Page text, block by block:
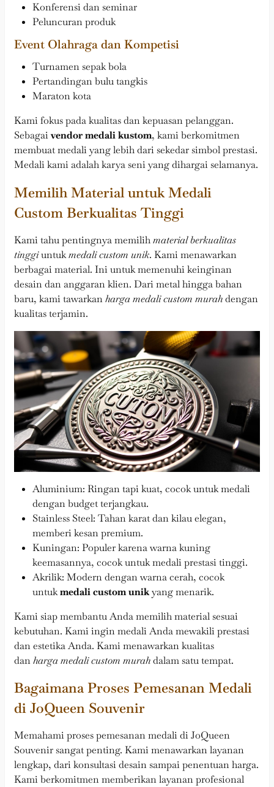
Konferensi dan seminar
Peluncuran produk
Event Olahraga dan Kompetisi
Turnamen sepak bola
Pertandingan bulu tangkis
Maraton kota
Kami fokus pada kualitas dan kepuasan pelanggan.
Sebagaivendor medali kustom, kami berkomitmen
membuat medali yang lebih dari sekedar simbol prestasi.
Medali kami adalah karya seni yang dihargai selamanya.
Memilih Material untuk Medali
Custom Berkualitas Tinggi
Kami tahu pentingnya memilihmaterial berkualitas
tinggiuntukmedali custom unik. Kami menawarkan
berbagai material. Ini untuk memenuhi keinginan
desain dan anggaran klien. Dari metal hingga bahan
baru, kami tawarkanharga medali custom murahdengan
kualitas terjamin.
Aluminium: Ringan tapi kuat, cocok untuk medali
dengan budget terjangkau.
Stainless Steel: Tahan karat dan kilau elegan,
memberi kesan premium.
Kuningan: Populer karena warna kuning
keemasannya, cocok untuk medali prestasi tinggi.
Akrilik: Modern dengan warna cerah, cocok
untukmedali custom unikyang menarik.
Kami siap membantu Anda memilih material sesuai
kebutuhan. Kami ingin medali Anda mewakili prestasi
dan estetika Anda. Kami menawarkan kualitas
danharga medali custom murahdalam satu tempat.
Bagaimana Proses Pemesanan Medali
di JoQueen Souvenir
Memahami proses pemesanan medali di JoQueen
Souvenir sangat penting. Kami menawarkan layanan
lengkap, dari konsultasi desain sampai penentuan harga.
Kami berkomitmen memberikan layanan profesional